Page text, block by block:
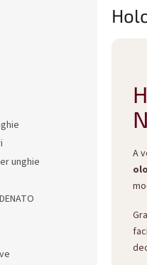
unghie
A